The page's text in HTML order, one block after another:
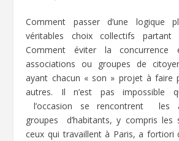
Comment passer d’une logique
véritables choix collectifs partant
Comment éviter la concurrence
associations ou groupes de
ayant chacun « son » projet à faire
autres. Il n’est pas impossible
l’occasion se rencontrent les
groupes d’habitants, y compris les
ceux qui travaillent à Paris, a fortiori